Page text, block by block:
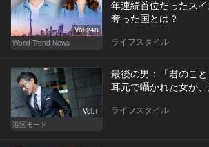
Vol.248
World Trend News
年連続首位だったス
奪った国とは？
ライフスタイル
Vol.1
港区モード
最後の男：「君のこと
耳元で囁かれた女が
ライフスタイル